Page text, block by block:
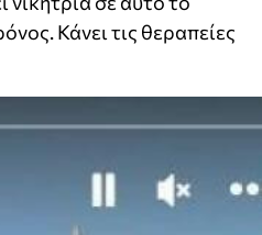
Κάνει τις θεραπείες